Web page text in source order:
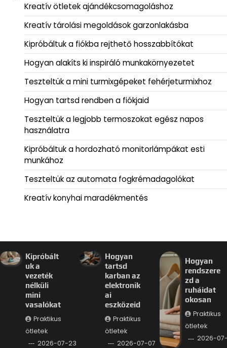
Kreatív ötletek ajándékcsomagoláshoz
Kreatív tárolási megoldások garzonlakásba
Kipróbáltuk a fiókba rejthető hosszabbítókat
Hogyan alakíts ki inspiráló munkakörnyezetet
Teszteltük a mini turmixgépeket fehérjeturmixhoz
Hogyan tartsd rendben a fiókjaid
Teszteltük a legjobb termoszokat egész napos
használatra
Kipróbáltuk a hordozható monitorlámpákat esti
munkához
Teszteltük az automata fogkrémadagolókat
Kreatív konyhai maradékmentés
Kipróbált
uk a
vezeték
nélküli
mini
vasalókat
Praktikus
ötletek
2026-07-23
Hogyan
tartsd
karban az
elektronik
ai
eszközeid
Praktikus
ötletek
2026-07-07
Hogyan
rendszere
zd a
ruháidat
okosan
Praktikus
ötletek
2026-